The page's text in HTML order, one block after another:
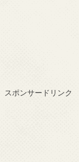
スポンサードリンク